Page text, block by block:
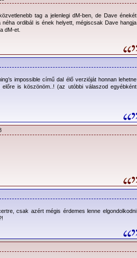
tag a jelenlegi dM-ben, de Dave énekét
ordibál is ének helyett, mégiscsak Dave hangja
dM-et.
impossible című dal élő verzióját honnan lehetne
is köszönöm..! (az utóbbi válaszod egyébként
csak azért mégis érdemes lenne elgondolkodni